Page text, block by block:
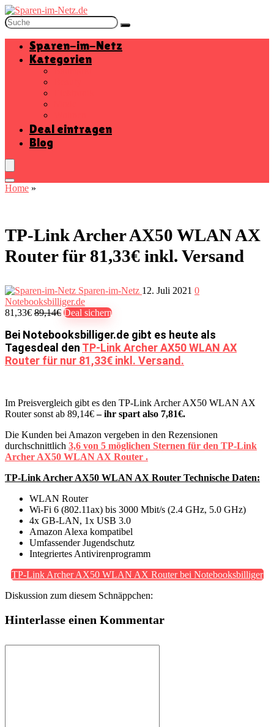
Sparen-im-Netz
Kategorien
Deal eintragen
Blog
Home »
TP-Link Archer AX50 WLAN AX
Router für 81,33€ inkl. Versand
Sparen-im-Netz 12. Juli 2021 0
Notebooksbilliger.de
81,33€ 89,14€ Deal sichern
Bei Notebooksbilliger.de gibt es heute als
Tagesdeal den TP-Link Archer AX50 WLAN AX
Router für nur 81,33€ inkl. Versand.
Im Preisvergleich gibt es den TP-Link Archer AX50 WLAN AX
Router sonst ab 89,14€– ihr spart also 7,81€.
Die Kunden bei Amazon vergeben in den Rezensionen
durchschnittlich 3,6 von 5 möglichen Sternen für den TP-Link
Archer AX50 WLAN AX Router .
TP-Link Archer AX50 WLAN AX Router Technische Daten:
WLAN Router
Wi-Fi 6 (802.11ax) bis 3000 Mbit/s (2.4 GHz, 5.0 GHz)
4x GB-LAN, 1x USB 3.0
Amazon Alexa kompatibel
Umfassender Jugendschutz
Integriertes Antivirenprogramm
TP-Link Archer AX50 WLAN AX Router bei Notebooksbilliger
Diskussion zum diesem Schnäppchen:
Hinterlasse einen Kommentar